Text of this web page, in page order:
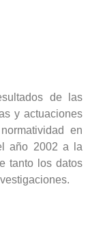
de las
y actuaciones
en
año 2002 a la
tanto los datos